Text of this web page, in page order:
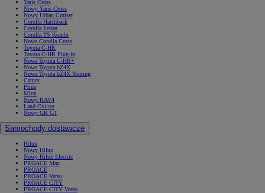
Yaris Cross
Nowy Yaris Cross
Nowy Urban Cruiser
Corolla Hatchback
Corolla Sedan
Corolla TS Kombi
Nowa Corolla Cross
Toyota C-HR
Toyota C-HR Plug-in
Nowa Toyota C-HR+
Nowa Toyota bZ4X
Nowa Toyota bZ4X Touring
Camry
Prius
Mirai
Nowy RAV4
Land Cruiser
Nowy GR GT
Samochody dostawcze
Hilux
Nowy Hilux
Nowy Hilux Electric
PROACE Max
PROACE
PROACE Verso
PROACE CITY
PROACE CITY Verso